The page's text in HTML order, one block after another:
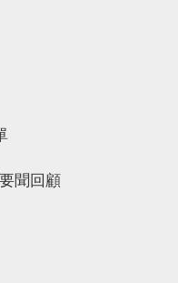
聞回顧